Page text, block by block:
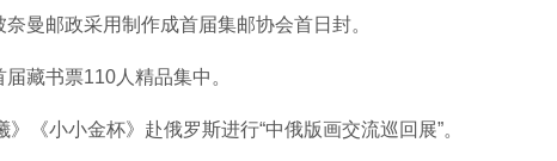
曼邮政采用制作成首届集邮协会首日封。
藏书票110人精品集中。
《小小金杯》赴俄罗斯进行“中俄版画交流巡回展”。